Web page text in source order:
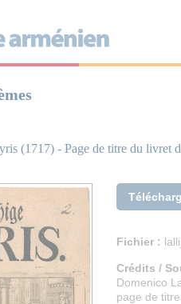
(1717) - Page de titre du livret
Fichier :
Crédits /
Domenico
page de